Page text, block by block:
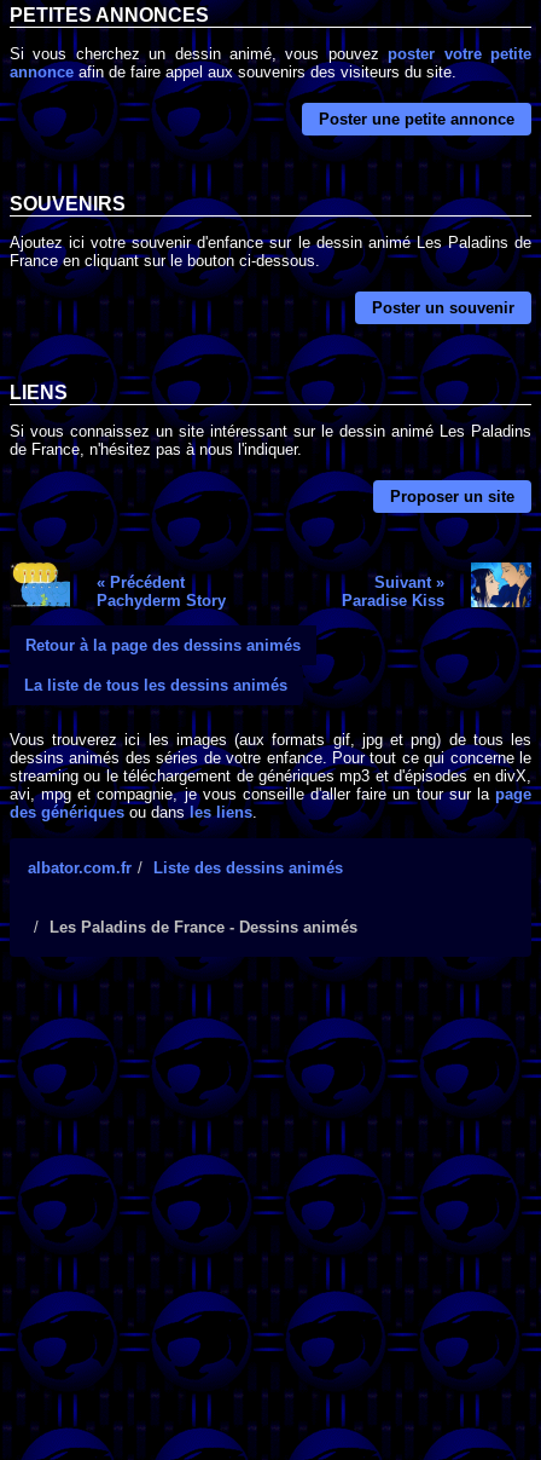
PETITES ANNONCES
Si vous cherchez un dessin animé, vous pouvezposter votre petite
annonce afin de faire appel aux souvenirs des visiteurs du site.
Poster une petite annonce
SOUVENIRS
Ajoutez ici votre souvenir d'enfance sur le dessin animé Les Paladins de
France en cliquant sur le bouton ci-dessous.
Poster un souvenir
LIENS
Si vous connaissez un site intéressant sur le dessin animé Les Paladins
de France, n'hésitez pas à nous l'indiquer.
Proposer un site
« Précédent
Pachyderm Story
Suivant »
Paradise Kiss
Retour à la page des dessins animés
La liste de tous les dessins animés
Vous trouverez ici les images (aux formats gif, jpg et png) de tous les
dessins animés des séries de votre enfance. Pour tout ce qui concerne le
streaming ou le téléchargement de génériques mp3 et d'épisodes en divX,
avi, mpg et compagnie, je vous conseille d'aller faire un tour sur la page
des génériques ou dansles liens.
albator.com.fr Liste des dessins animés
Les Paladins de France - Dessins animés